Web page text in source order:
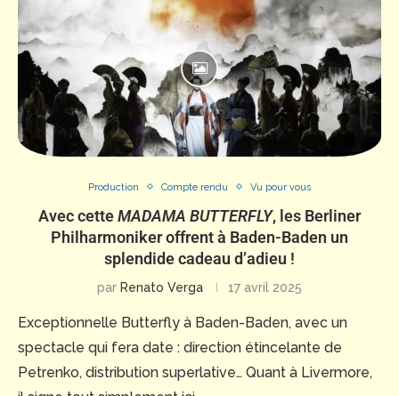
Production Compte rendu Vu pour vous
Avec cetteMADAMA BUTTERFLY, les Berliner
Philharmoniker offrent à Baden-Baden un
splendide cadeau d’adieu !
par Renato Verga 17 avril 2025
Exceptionnelle Butterfly à Baden-Baden, avec un
spectacle qui fera date : direction étincelante de
Petrenko, distribution superlative… Quant à Livermore,